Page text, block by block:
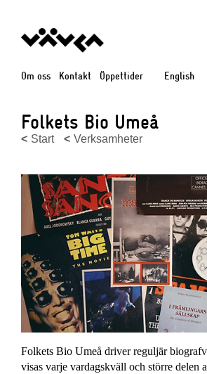
Om oss Kontakt Öppettider English
Folkets Bio Umeå
Start Verksamheter
Folkets Bio Umeå driver reguljär
visas varje vardagskväll och större delen